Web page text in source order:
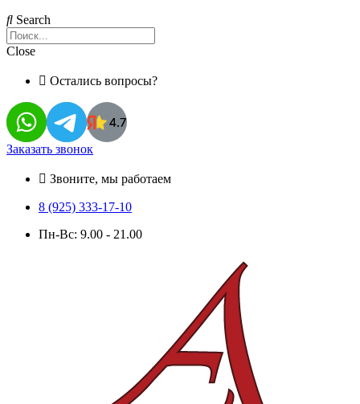
Search
Close
Остались вопросы?
Заказать звонок
Звоните, мы работаем
8 (925) 333-17-10
Пн-Вс: 9.00 - 21.00